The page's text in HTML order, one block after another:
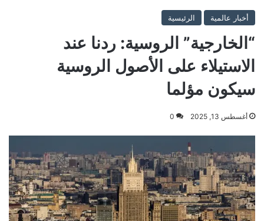
أخبار عالمية الرئيسية
“الخارجية” الروسية: ردنا عند
الاستيلاء على الأصول الروسية
سيكون مؤلما
أغسطس 13, 2025 0